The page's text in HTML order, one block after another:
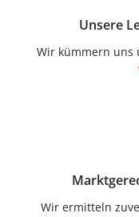
Unsere
Wir kümmern uns
Wir ermitteln